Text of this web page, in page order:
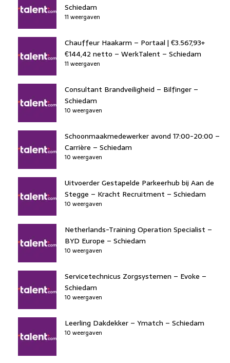
Schiedam
11 weergaven
Chauffeur Haakarm – Portaal | €3.567,93+
€144,42 netto – WerkTalent – Schiedam
11 weergaven
Consultant Brandveiligheid – Bilfinger –
Schiedam
10 weergaven
Schoonmaakmedewerker avond 17:00-20:00 –
Carrière – Schiedam
10 weergaven
Uitvoerder Gestapelde Parkeerhub bij Aan de
Stegge – Kracht Recruitment – Schiedam
10 weergaven
Netherlands-Training Operation Specialist –
BYD Europe – Schiedam
10 weergaven
Servicetechnicus Zorgsystemen – Evoke –
Schiedam
10 weergaven
Leerling Dakdekker – Ymatch – Schiedam
10 weergaven